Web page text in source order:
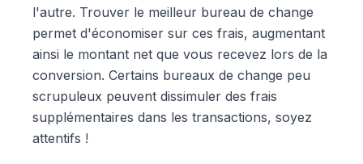
l'autre. Trouver le meilleur bureau de change
permet d'économiser sur ces frais, augmentant
ainsi le montant net que vous recevez lors de la
conversion. Certains bureaux de change peu
scrupuleux peuvent dissimuler des frais
supplémentaires dans les transactions, soyez
attentifs !